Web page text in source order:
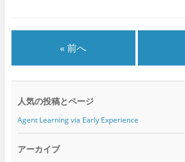
ド
ま
)
さ
(
新
い
ィ
ド
ウ
開
き
ま
ド
ま
)
« 前へ
人気の投稿とページ
Agent Learning via Early Experience
アーカイブ